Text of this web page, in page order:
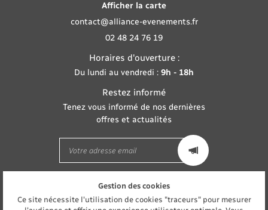
Afficher la carte
02 48 24 76 19
Horaires d'ouverture :
Du lundi au vendredi : 9h - 18h
Restez informé
Tenez vous informé de nos dernières
offres et actualités
Mentions Légales
Conditions générales d'utilisation
Gestion des cookies
Ce site nécessite l'utilisation de cookies "traceurs" pour mesurer